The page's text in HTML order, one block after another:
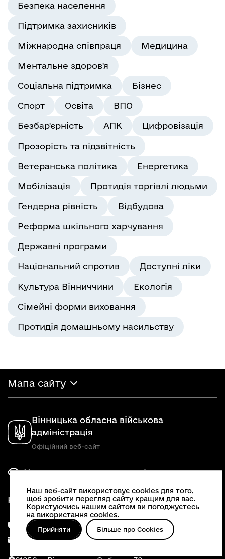
Безпека населення
Підтримка захисників
Міжнародна співпраця Медицина
Ментальне здоров'я
Соціальна підтримка Бізнес
Спорт Освіта ВПО
Безбар'єрність АПК Цифровізація
Прозорість та підзвітність
Ветеранська політика Енергетика
Мобілізація Протидія торгівлі людьми
Гендерна рівність Відбудова
Реформа шкільного харчування
Державні програми
Національний спротив Доступні ліки
Культура Вінниччини Екологія
Сімейні форми виховання
Протидія домашньому насильству
Мапа сайту
Вінницька обласна військова
адміністрація
Офіційний веб-сайт
Налаштування доступності
Наші контакти
0 800 216 433
oda@vin.gov.ua
Наш веб-сайт використовує cookies для того,
щоб зробити перегляд сайту кращим для вас.
Користуючись нашим сайтом ви погоджуєтесь
на використання cookies.
Прийняти Більше про Cookies